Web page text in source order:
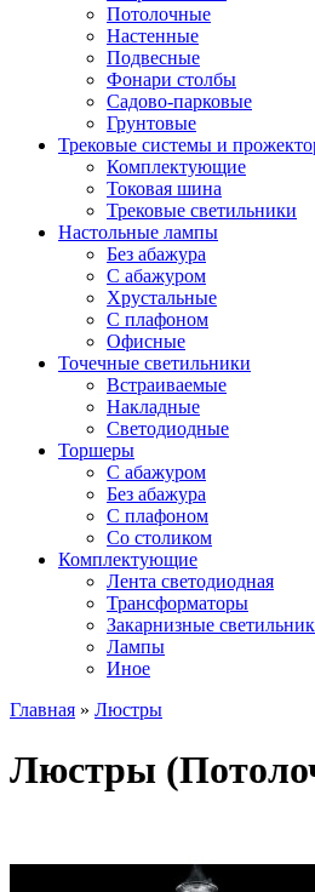
Потолочные
Настенные
Подвесные
Фонари столбы
Садово-парковые
Грунтовые
Трековые системы и
Комплектующие
Токовая шина
Трековые светильники
Настольные лампы
Без абажура
С абажуром
Хрустальные
С плафоном
Офисные
Точечные светильники
Встраиваемые
Накладные
Светодиодные
Торшеры
С абажуром
Без абажура
С плафоном
Со столиком
Комплектующие
Лента светодиодная
Трансформаторы
Закарнизные
Лампы
Иное
Главная » Люстры
Люстры